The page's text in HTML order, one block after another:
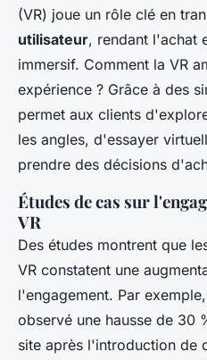
(VR) joue un rôle clé en
utilisateur, rendant l'achat
immersif. Comment la VR
expérience ? Grâce à des
permet aux clients
les angles, d'essayer
prendre des décisions
Études de cas sur
VR
Des études montrent que
VR constatent une
l'engagement. Par
observé une hausse de 30
site après l'introduction de